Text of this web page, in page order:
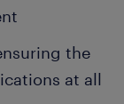
the
at all